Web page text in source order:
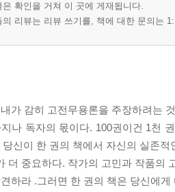
은 확인을 거쳐 이 곳에 게재됩니다.
의 리뷰는 리뷰 쓰기를, 책에 대한 문의는
가 감히 고전무용론을 주장하려는
나 독자의 몫이다. 100권이건 1천
신이 한 권의 책에서 자신의 실존적
더 중요하다. 작가의 고민과 작품의
하라 .그러면 한 권의 책은 당신에